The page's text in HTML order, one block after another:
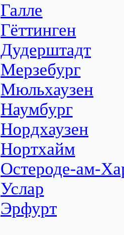
Галле
Гёттинген
Дудерштадт
Мерзебург
Мюльхаузен
Наумбург
Нордхаузен
Нортхайм
Остероде-ам-
Услар
Эрфурт